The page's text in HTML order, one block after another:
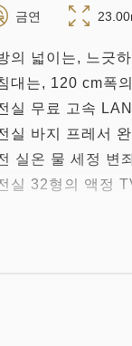
금연
의 넓이는, 느긋
대는, 120 cm폭
실 무료 고속
실 바지 프레서
실온 물 세정 변
실 32형의 액정